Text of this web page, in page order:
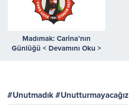
Madımak: Carina’nın
Günlüğü < Devamını Oku >
#Unutmadık #Unutturmayacağız